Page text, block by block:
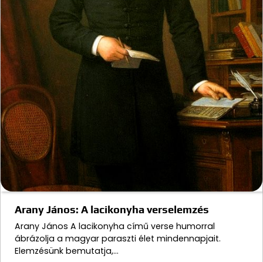
Arany János: A lacikonyha verselemzés
Arany János A lacikonyha című verse humorral
ábrázolja a magyar paraszti élet mindennapjait.
Elemzésünk bemutatja,…